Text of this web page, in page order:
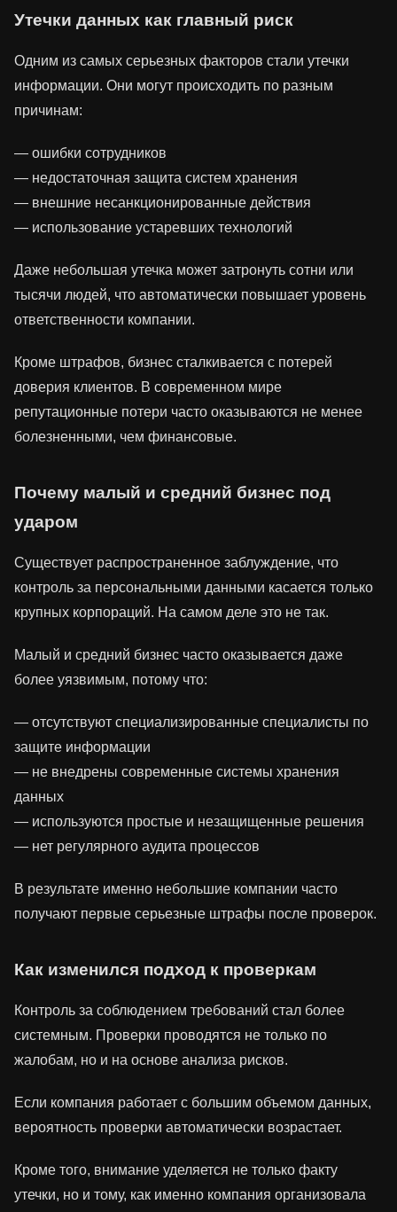
Утечки данных как главный риск
Одним из самых серьезных факторов стали утечки
информации. Они могут происходить по разным
причинам:
— ошибки сотрудников
— недостаточная защита систем хранения
— внешние несанкционированные действия
— использование устаревших технологий
Даже небольшая утечка может затронуть сотни или
тысячи людей, что автоматически повышает уровень
ответственности компании.
Кроме штрафов, бизнес сталкивается с потерей
доверия клиентов. В современном мире
репутационные потери часто оказываются не менее
болезненными, чем финансовые.
Почему малый и средний бизнес под
ударом
Существует распространенное заблуждение, что
контроль за персональными данными касается только
крупных корпораций. На самом деле это не так.
Малый и средний бизнес часто оказывается даже
более уязвимым, потому что:
— отсутствуют специализированные специалисты по
защите информации
— не внедрены современные системы хранения
данных
— используются простые и незащищенные решения
— нет регулярного аудита процессов
В результате именно небольшие компании часто
получают первые серьезные штрафы после проверок.
Как изменился подход к проверкам
Контроль за соблюдением требований стал более
системным. Проверки проводятся не только по
жалобам, но и на основе анализа рисков.
Если компания работает с большим объемом данных,
вероятность проверки автоматически возрастает.
Кроме того, внимание уделяется не только факту
утечки, но и тому, как именно компания организовала